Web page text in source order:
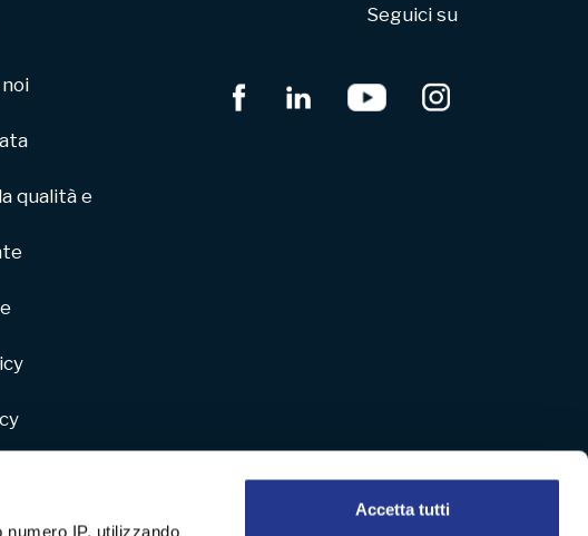
IP, utilizzando
Accetta tutti
qualità e
Seguici su